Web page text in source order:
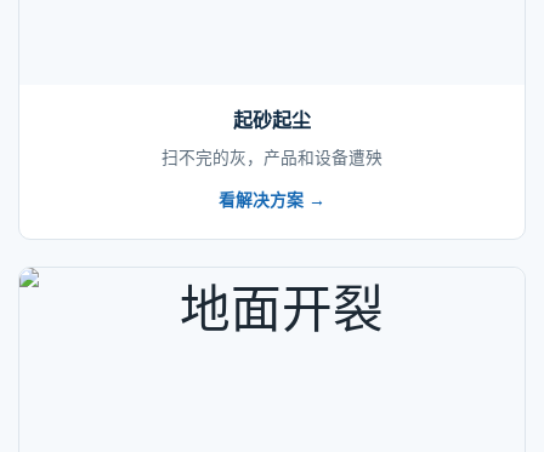
起砂起尘
扫不完的灰，产品和设备遭殃
看解决方案 →